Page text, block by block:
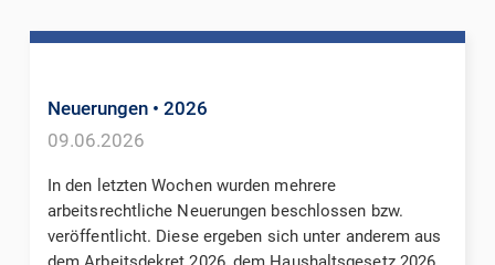
Neuerungen • 2026
09.06.2026
In den letzten Wochen wurden mehrere
arbeitsrechtliche Neuerungen beschlossen bzw.
veröffentlicht. Diese ergeben sich unter anderem aus